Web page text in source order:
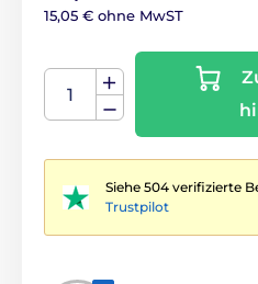
15,05 € ohne MwST
Siehe 504 verifizierte
Trustpilot